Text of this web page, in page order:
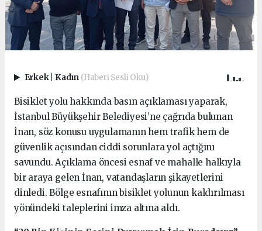
Erkek Kadın (Haberi Sesli Oku)
Bisiklet yolu hakkında basın açıklaması yaparak,
İstanbul Büyükşehir Belediyesi’ne çağrıda bulunan
İnan, söz konusu uygulamanın hem trafik hem de
güvenlik açısından ciddi sorunlara yol açtığını
savundu. Açıklama öncesi esnaf ve mahalle halkıyla
bir araya gelen İnan, vatandaşların şikayetlerini
dinledi. Bölge esnafının bisiklet yolunun kaldırılması
yönündeki taleplerini imza altına aldı.